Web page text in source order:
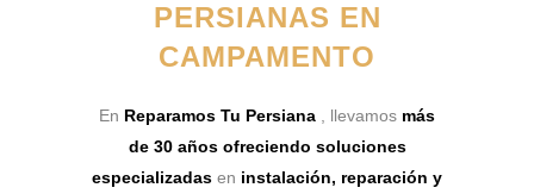
PERSIANAS EN
CAMPAMENTO
En Reparamos Tu Persiana , llevamos más
de 30 años ofreciendo soluciones
especializadas en instalación, reparación y